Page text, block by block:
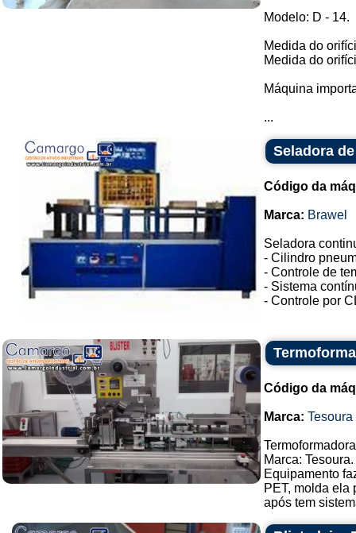
Modelo: D - 14.
Medida do
Medida do
Máquina
...
Seladora
Código da
Marca: Brawel
Seladora
- Cilindro
- Controle de
- Sistema
- Controle por
Código da
Marca: Tesoura
Marca: Tesoura.
Equipamento
PET, molda ela
após tem